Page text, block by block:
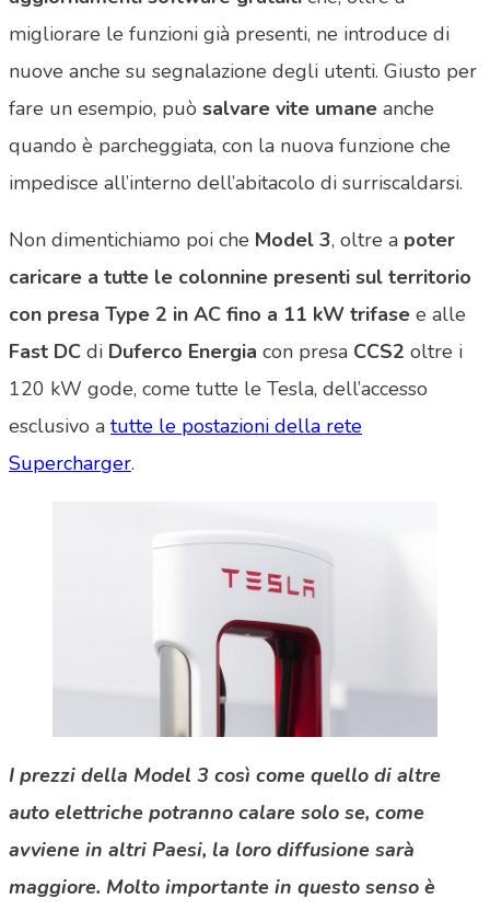
migliorare le funzioni già presenti, ne introduce di
nuove anche su segnalazione degli utenti. Giusto per
fare un esempio, può salvare vite umane anche
quando è parcheggiata, con la nuova funzione che
impedisce all’interno dell’abitacolo di surriscaldarsi.
Non dimentichiamo poi che Model 3, oltre a poter
caricare a tutte le colonnine presenti sul territorio
con presa Type 2 in AC fino a 11 kW trifase e alle
Fast DC di Duferco Energia con presa CCS2 oltre i
120 kW gode, come tutte le Tesla, dell’accesso
esclusivo a tutte le postazioni della rete
Supercharger.
I prezzi della Model 3 così come quello di altre
auto elettriche potranno calare solo se, come
avviene in altri Paesi, la loro diffusione sarà
maggiore. Molto importante in questo senso è